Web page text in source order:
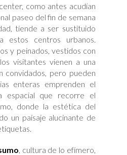
como antes acudían
paseo del fin de semana
tiende a ser sustituido
estos centros urbanos.
y peinados, vestidos con
visitantes vienen a una
convidados, pero pueden
enteras emprenden el
espacial que recorre el
donde la estética del
un paisaje alucinante de
, cultura de lo efímero,